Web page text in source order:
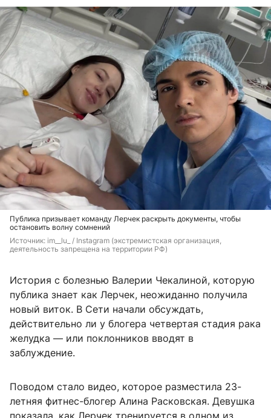
Публика призывает команду Лерчек раскрыть документы, чтобы
остановить волну сомнений
Источник: im__lu_ / Instagram (экстремистская организация,
деятельность запрещена на территории РФ)
История с болезнью Валерии Чекалиной, которую
публика знает как Лерчек, неожиданно получила
новый виток. В Сети начали обсуждать,
действительно ли у блогера четвертая стадия рака
желудка — или поклонников вводят в
заблуждение.
Поводом стало видео, которое разместила 23-
летняя фитнес-блогер Алина Расковская. Девушка